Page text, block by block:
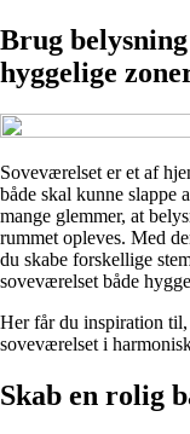
Brug
hyggelige
Soveværelset er et af
både skal kunne slappe
mange glemmer, at
rummet opleves. Med
du skabe forskellige
soveværelset både
Her får du inspiration
soveværelset i
Skab en rolig